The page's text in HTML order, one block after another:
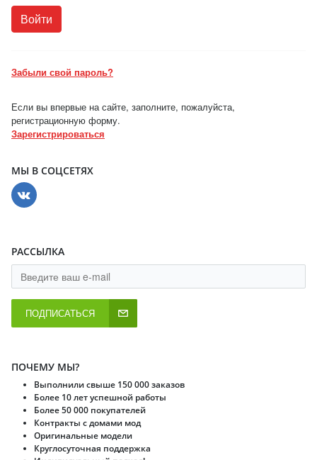
Забыли свой пароль?
Если вы впервые на сайте, заполните, пожалуйста,
регистрационную форму.
Зарегистрироваться
МЫ В СОЦСЕТЯХ
РАССЫЛКА
ПОДПИСАТЬСЯ
ПОЧЕМУ МЫ?
Выполнили свыше 150 000 заказов
Более 10 лет успешной работы
Более 50 000 покупателей
Контракты с домами мод
Оригинальные модели
Круглосуточная поддержка